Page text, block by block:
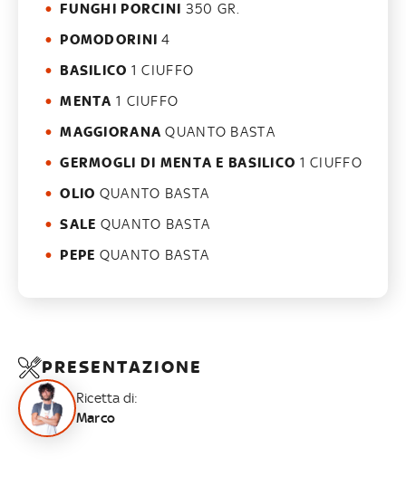
FUNGHI PORCINI 350 GR.
POMODORINI 4
BASILICO 1 CIUFFO
MENTA 1 CIUFFO
MAGGIORANA QUANTO BASTA
GERMOGLI DI MENTA E BASILICO 1 CIUFFO
OLIO QUANTO BASTA
SALE QUANTO BASTA
PEPE QUANTO BASTA
PRESENTAZIONE
Ricetta di:
Marco